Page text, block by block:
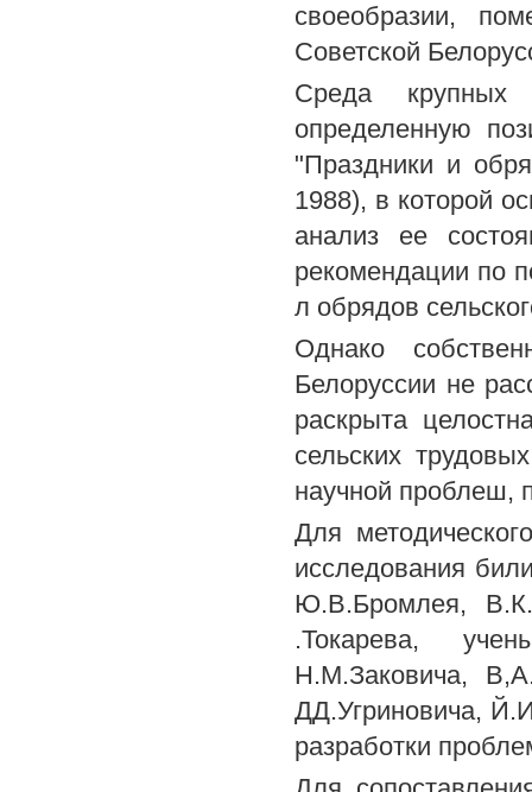
своеобразии,
Советской
Среда крупных
определенную
"Праздники и
1988), в которой
анализ ее
рекомендации по
л обрядов
Однако
Белоруссии не
раскрыта
сельских
научной проблеш,
Для
исследования
Ю.В.Бромлея,
.Токарева,
Н.М.Заковича,
ДД.Угриновича,
разработки